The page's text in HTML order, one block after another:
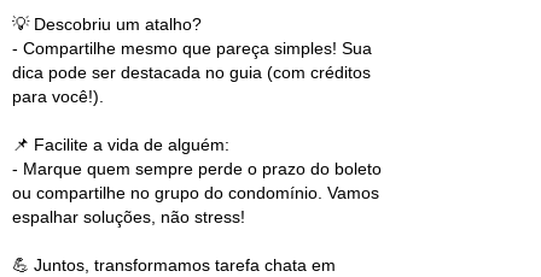
💡 Descobriu um atalho?
- Compartilhe mesmo que pareça simples! Sua
dica pode ser destacada no guia (com créditos
para você!).
📌 Facilite a vida de alguém:
- Marque quem sempre perde o prazo do boleto
ou compartilhe no grupo do condomínio. Vamos
espalhar soluções, não stress!
💪 Juntos, transformamos tarefa chata em